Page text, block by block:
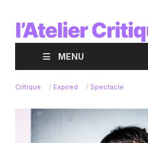
MENU
Critique / Expired / Spectacle